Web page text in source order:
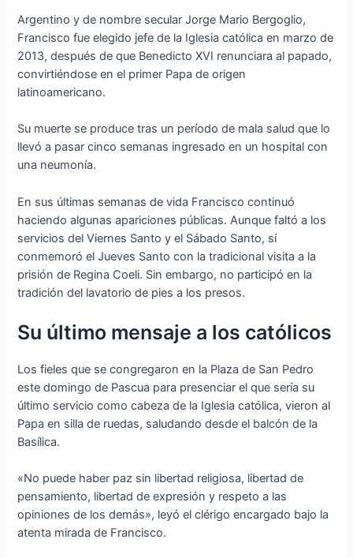
Argentino y de nombre secular Jorge Mario Bergoglio,
Francisco fue elegido jefe de la Iglesia católica en marzo de
2013, después de que Benedicto XVI renunciara al papado,
convirtiéndose en el primer Papa de origen
latinoamericano.
Su muerte se produce tras un período de mala salud que lo
llevó a pasar cinco semanas ingresado en un hospital con
una neumonía.
En sus últimas semanas de vida Francisco continuó
haciendo algunas apariciones públicas. Aunque faltó a los
servicios del Viernes Santo y el Sábado Santo, sí
conmemoró el Jueves Santo con la tradicional visita a la
prisión de Regina Coeli. Sin embargo, no participó en la
tradición del lavatorio de pies a los presos.
Su último mensaje a los católicos
Los fieles que se congregaron en la Plaza de San Pedro
este domingo de Pascua para presenciar el que sería su
último servicio como cabeza de la Iglesia católica, vieron al
Papa en silla de ruedas, saludando desde el balcón de la
Basílica.
«No puede haber paz sin libertad religiosa, libertad de
pensamiento, libertad de expresión y respeto a las
opiniones de los demás», leyó el clérigo encargado bajo la
atenta mirada de Francisco.